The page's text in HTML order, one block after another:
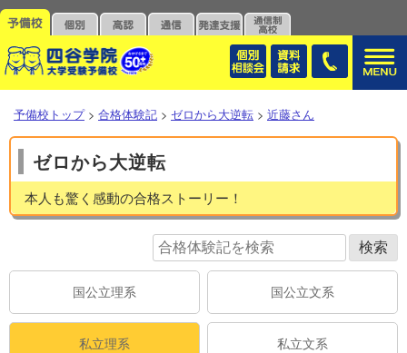
予備校トップ > 合格体験記 > ゼロから大逆転 > 近藤さん
ゼロから大逆転
本人も驚く感動の合格ストーリー！
国公立理系 国公立文系
私立理系 私立文系